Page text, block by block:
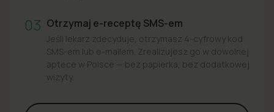
03 Otrzymaj e-receptę SMS-em
Jeśli lekarz zdecyduje, otrzymasz 4-cyfrowy kod
SMS-em lub e-mailem. Zrealizujesz go w dowolnej
aptece w Polsce — bez papierka, bez dodatkowej
wizyty.